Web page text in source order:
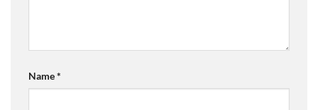
Name*